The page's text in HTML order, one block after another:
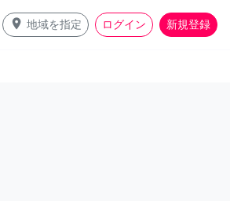
place 地域を指定 ログイン 新規登録